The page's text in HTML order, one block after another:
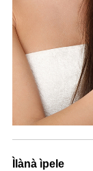
Ìlànà ìpele